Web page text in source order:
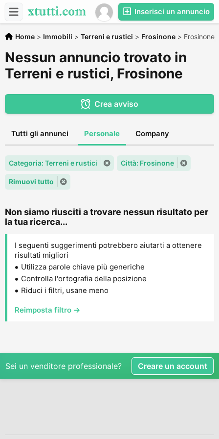
Inserisci un annuncio
Home > Immobili > Terreni e rustici > Frosinone > Frosinone
Nessun annuncio trovato in
Terreni e rustici, Frosinone
Crea avviso
Tutti gli annunci Personale Company
Categoria: Terreni e rustici Città: Frosinone
Rimuovi tutto
Non siamo riusciti a trovare nessun risultato per
la tua ricerca...
I seguenti suggerimenti potrebbero aiutarti a ottenere
risultati migliori
Utilizza parole chiave più generiche
Controlla l'ortografia della posizione
Riduci i filtri, usane meno
Reimposta filtro →
Sei un venditore professionale? Creare un account